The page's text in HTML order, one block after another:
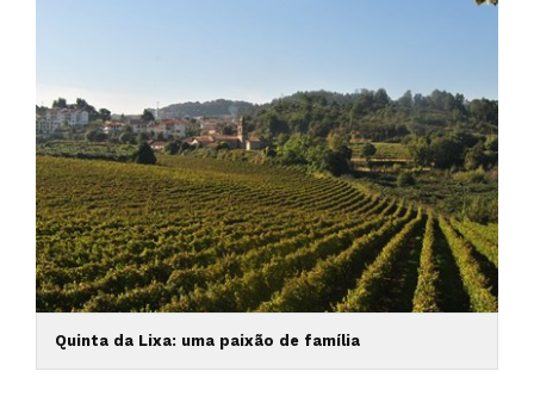
Quinta da Lixa: uma paixão de família